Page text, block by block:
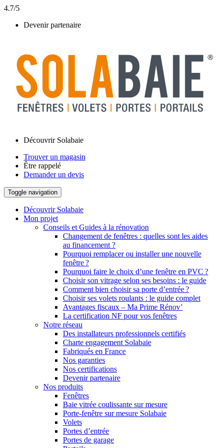
4.7/5
Devenir partenaire
Découvrir Solabaie
Trouver un magasin
Être rappelé
Demander un devis
Toggle navigation
Découvrir Solabaie
Mon projet
Conseils et Guides à la rénovation
Changement de fenêtres : quelles sont les aides
au financement ?
Pourquoi remplacer ou installer une nouvelle
fenêtre ?
Pourquoi faire le choix d’une fenêtre en PVC ?
Choisir son vitrage selon ses besoins : le guide
Comment bien choisir sa porte d’entrée ?
Choisir ses volets roulants : le guide complet
Avantages fiscaux – Ma Prime Rénov’
La certification NF pour vos fenêtres
Notre réseau
Des installateurs professionnels certifiés
Charte engagement Solabaie
Fabriqués en France
Nos garanties
Nos certifications
Devenir partenaire
Nos produits
Fenêtres
Baie vitrée coulissante sur mesure
Porte-fenêtre sur mesure Solabaie
Volets
Portes d’entrée
Portes de garage